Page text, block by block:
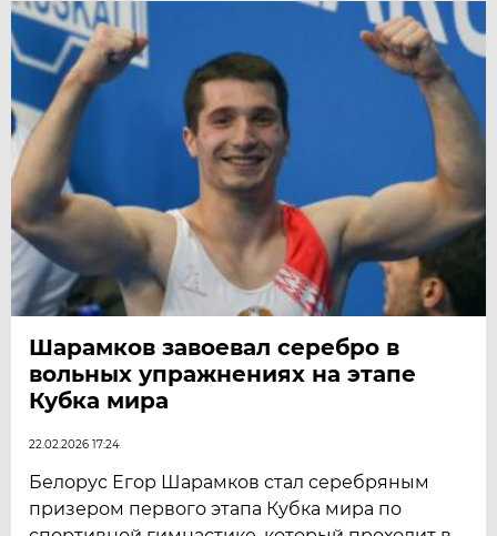
Шарамков завоевал серебро в
вольных упражнениях на этапе
Кубка мира
22.02.2026 17:24
Белорус Егор Шарамков стал серебряным
призером первого этапа Кубка мира по